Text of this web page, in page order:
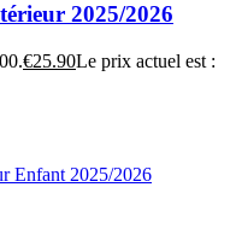
2025/2026
€25.90Le prix actuel est :